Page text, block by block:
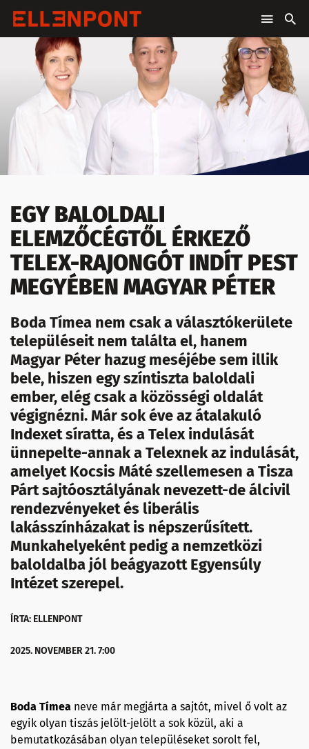
EGY BALOLDALI
ELEMZŐCÉGTŐL ÉRKEZŐ
TELEX-RAJONGÓT INDÍT PEST
MEGYÉBEN MAGYAR PÉTER
Boda Tímea nem csak a választókerülete
településeit nem találta el, hanem
Magyar Péter hazug meséjébe sem illik
bele, hiszen egy színtiszta baloldali
ember, elég csak a közösségi oldalát
végignézni. Már sok éve az átalakuló
Indexet síratta, és a Telex indulását
ünnepelte-annak a Telexnek az indulását,
amelyet Kocsis Máté szellemesen a Tisza
Párt sajtóosztályának nevezett-de álcivil
rendezvényeket és liberális
lakásszínházakat is népszerűsített.
Munkahelyeként pedig a nemzetközi
baloldalba jól beágyazott Egyensúly
Intézet szerepel.
ÍRTA: ELLENPONT
2025. NOVEMBER 21. 7:00
Boda Tímea neve már megjárta a sajtót, mivel ő volt az
egyik olyan tiszás jelölt-jelölt a sok közül, aki a
bemutatkozásában olyan településeket sorolt fel,